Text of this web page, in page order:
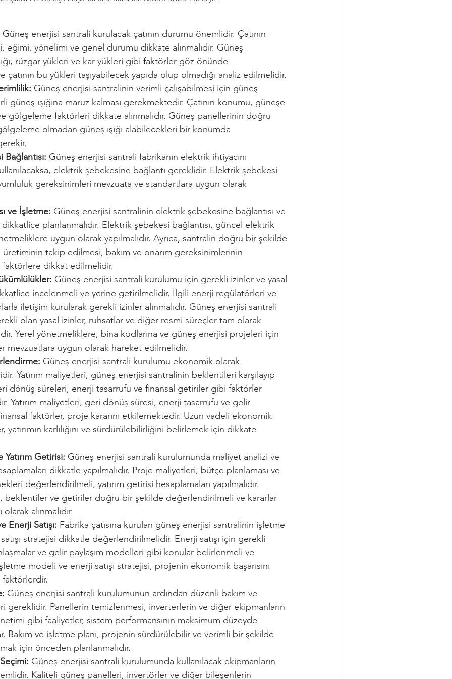
Güneş enerjisi santrali kurulacak çatının durumu önemlidir. Çatının
eğimi, yönelimi ve genel durumu dikkate alınmalıdır. Güneş
rüzgar yükleri ve kar yükleri gibi faktörler göz önünde
çatının bu yükleri taşıyabilecek yapıda olup olmadığı analiz edilmelidir.
Güneş enerjisi santralinin verimli çalışabilmesi için güneş
güneş ışığına maruz kalması gerekmektedir. Çatının konumu, güneşe
gölgeleme faktörleri dikkate alınmalıdır. Güneş panellerinin doğru
olmadan güneş ışığı alabilecekleri bir konumda
Güneş enerjisi santrali fabrikanın elektrik ihtiyacını
elektrik şebekesine bağlantı gereklidir. Elektrik şebekesi
gereksinimleri mevzuata ve standartlara uygun olarak
ve İşletme: Güneş enerjisi santralinin elektrik şebekesine bağlantısı ve
planlanmalıdır. Elektrik şebekesi bağlantısı, güncel elektrik
uygun olarak yapılmalıdır. Ayrıca, santralin doğru bir şekilde
takip edilmesi, bakım ve onarım gereksinimlerinin
faktörlere dikkat edilmelidir.
Güneş enerjisi santrali kurulumu için gerekli izinler ve yasal
incelenmeli ve yerine getirilmelidir. İlgili enerji regülatörleri ve
iletişim kurularak gerekli izinler alınmalıdır. Güneş enerjisi santrali
olan yasal izinler, ruhsatlar ve diğer resmi süreçler tam olarak
Yerel yönetmeliklere, bina kodlarına ve güneş enerjisi projeleri için
mevzuatlara uygun olarak hareket edilmelidir.
Güneş enerjisi santrali kurulumu ekonomik olarak
Yatırım maliyetleri, güneş enerjisi santralinin beklentileri karşılayıp
dönüş süreleri, enerji tasarrufu ve finansal getiriler gibi faktörler
Yatırım maliyetleri, geri dönüş süresi, enerji tasarrufu ve gelir
faktörler, proje kararını etkilemektedir. Uzun vadeli ekonomik
karlılığını ve sürdürülebilirliğini belirlemek için dikkate
Getirisi: Güneş enerjisi santrali kurulumunda maliyet analizi ve
dikkatle yapılmalıdır. Proje maliyetleri, bütçe planlaması ve
değerlendirilmeli, yatırım getirisi hesaplamaları yapılmalıdır.
beklentiler ve getiriler doğru bir şekilde değerlendirilmeli ve kararlar
alınmalıdır.
Enerji Satışı: Fabrika çatısına kurulan güneş enerjisi santralinin işletme
stratejisi dikkatle değerlendirilmelidir. Enerji satışı için gerekli
ve gelir paylaşım modelleri gibi konular belirlenmeli ve
modeli ve enerji satışı stratejisi, projenin ekonomik başarısını
Güneş enerjisi santrali kurulumunun ardından düzenli bakım ve
gereklidir. Panellerin temizlenmesi, inverterlerin ve diğer ekipmanların
gibi faaliyetler, sistem performansının maksimum düzeyde
Bakım ve işletme planı, projenin sürdürülebilir ve verimli bir şekilde
için önceden planlanmalıdır.
Güneş enerjisi santrali kurulumunda kullanılacak ekipmanların
Kaliteli güneş panelleri, invertörler ve diğer bileşenlerin